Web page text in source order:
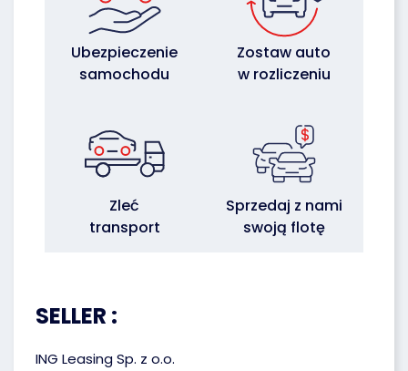
Ubezpieczenie
samochodu
Zostaw auto
w rozliczeniu
Zleć
transport
Sprzedaj z nami
swoją flotę
SELLER :
ING Leasing Sp. z o.o.